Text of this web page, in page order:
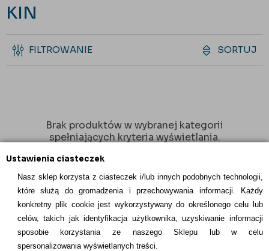
Ustawienia ciasteczek
Nasz sklep korzysta z ciasteczek i/lub innych podobnych technologii,
które służą do gromadzenia i przechowywania informacji. Każdy
konkretny plik cookie jest wykorzystywany do określonego celu lub
celów, takich jak identyfikacja użytkownika, uzyskiwanie informacji
sposobie korzystania ze naszego Sklepu lub w celu
spersonalizowania wyświetlanych treści.
KIN
FILTROWANIE SORTUJ
Brak produktów w wybranej kategorii
spełniających kryteria wyświetlania.
INFORMACJE KONTAKTOWE